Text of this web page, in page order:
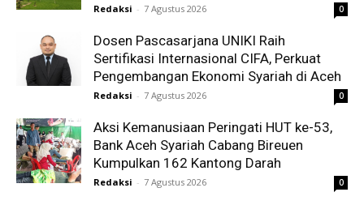
Redaksi - 7 Agustus 2026 0
Dosen Pascasarjana UNIKI Raih
Sertifikasi Internasional CIFA, Perkuat
Pengembangan Ekonomi Syariah di Aceh
Redaksi - 7 Agustus 2026 0
Aksi Kemanusiaan Peringati HUT ke-53,
Bank Aceh Syariah Cabang Bireuen
Kumpulkan 162 Kantong Darah
Redaksi - 7 Agustus 2026 0